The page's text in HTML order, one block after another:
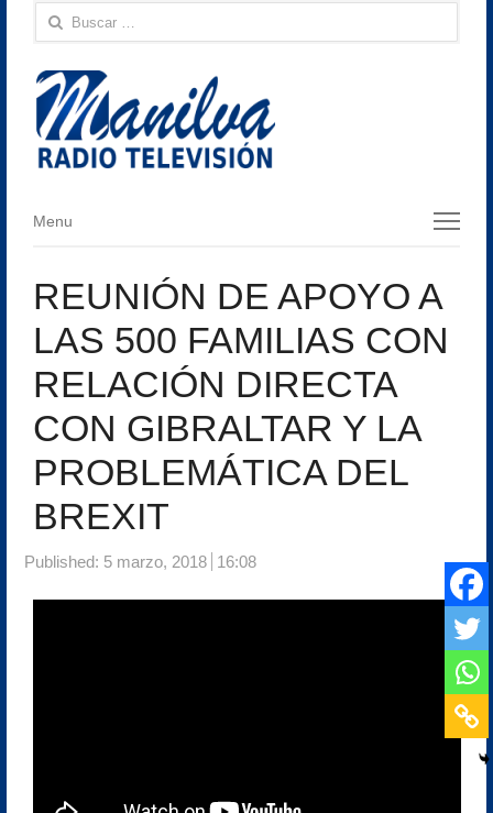
Buscar:
Menu
Menu
REUNIÓN DE APOYO A
LAS 500 FAMILIAS CON
RELACIÓN DIRECTA
CON GIBRALTAR Y LA
PROBLEMÁTICA DEL
BREXIT
Published: 5 marzo, 2018 16:08